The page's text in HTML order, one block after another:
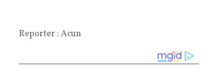
Reporter : Acun